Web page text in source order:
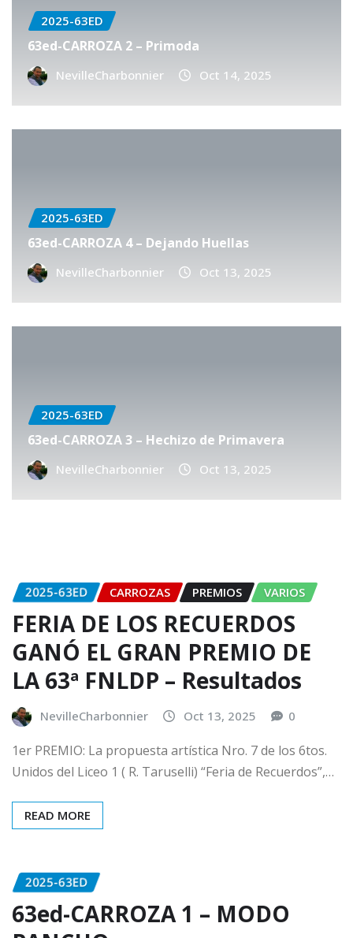
2025-63ED
63ed-CARROZA 2 – Primoda
NevilleCharbonnier Oct 14, 2025
2025-63ED
63ed-CARROZA 4 – Dejando Huellas
NevilleCharbonnier Oct 13, 2025
2025-63ED
63ed-CARROZA 3 – Hechizo de Primavera
NevilleCharbonnier Oct 13, 2025
2025-63ED CARROZAS PREMIOS VARIOS
FERIA DE LOS RECUERDOS
GANÓ EL GRAN PREMIO DE
LA 63ª FNLDP – Resultados
NevilleCharbonnier Oct 13, 2025 0
1er PREMIO: La propuesta artística Nro. 7 de los 6tos.
Unidos del Liceo 1 ( R. Taruselli) “Feria de Recuerdos”,…
READ MORE
2025-63ED
63ed-CARROZA 1 – MODO